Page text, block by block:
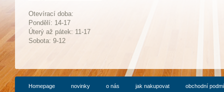
Otevírací doba:
Pondělí: 14-17
Úterý až pátek: 11-17
Sobota: 9-12
Homepage novinky o nás jak nakupovat obchodní